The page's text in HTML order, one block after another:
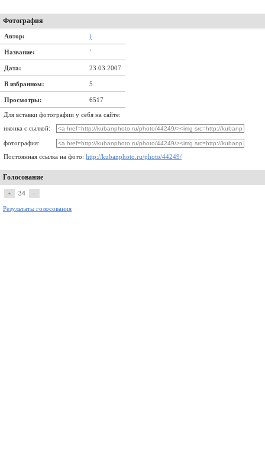
Фотография
Автор: )
Название: `
Дата: 23.03.2007
В избранном: 5
Просмотры: 6517
Для вставки фотографии у себя на сайте:
иконка с сылкой:
фотография:
Постоянная ссылка на фото: http://kubanphoto.ru/photo/44249/
Голосование
+ 34 –
Результаты голосования